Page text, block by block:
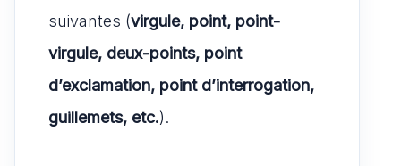
suivantes (virgule, point, point-
virgule, deux-points, point
d’exclamation, point d’interrogation,
guillemets, etc.).